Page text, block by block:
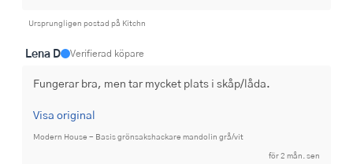
Ursprungligen postad på Kitchn
Lena D Verifierad köpare
Fungerar bra, men tar mycket plats i skåp/låda.
Visa original
Modern House - Basis grönsakshackare mandolin grå/vit
för 2 mån. sen